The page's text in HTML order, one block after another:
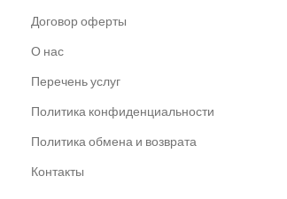
Договор оферты
О нас
Перечень услуг
Политика конфиденциальности
Политика обмена и возврата
Контакты